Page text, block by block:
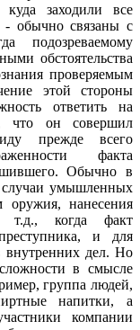
заходили все
- обычно связаны с
подозреваемому
обстоятельства
проверяемым
этой стороны
ответить на
что он совершил
прежде всего
факта
Обычно в
случаи умышленных
оружия, нанесения
т.д., когда факт
и для
внутренних дел. Но
в смысле
группа людей,
напитки, а
компании